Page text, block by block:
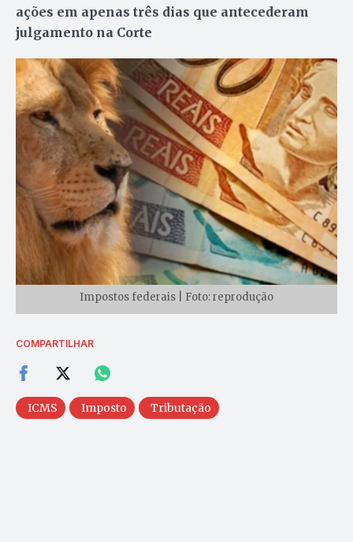
ações em apenas três dias que antecederam
julgamento na Corte
Impostos federais | Foto: reprodução
COMPARTILHAR
ICMS Imposto Tributação